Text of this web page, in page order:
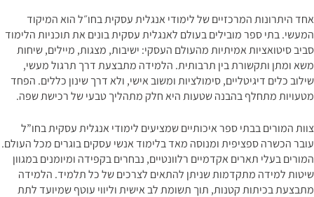
אחד היתרונות המרכזיים של לימודי אנגלית עסקית בחו״ל הוא המיקוד
המעשי. בתי ספר מובילים בעולם לאנגלית עסקית בונים את תוכניות הלימוד
סביב סיטואציות אמיתיות מהעולם העסקי: ישיבות, מצגות, מיילים, שיחות
משא ומתן ותקשורת בין תרבותית. הלמידה מתבצעת דרך תרגול מעשי,
שילוב כלים דיגיטליים, סימולציות ומשוב אישי, ולא דרך שינון כללים. הפחד
מטעויות מתחלף בהבנה שטעות היא חלק מתהליך טבעי של רכישת שפה.
צוות המורים בבתי ספר איכותיים שמציעים לימודי אנגלית עסקית בחו”ל
עובר הכשרה ספציפית ומנוסה מאד בלימוד אנשי עסקים בוגרים מכל העולם.
המורים בעלי תארים אקדמיים רלוונטיים, נבחרים בקפידה ומיומנים במגוון
שיטות למידה מתקדמות שניתן להתאים לצרכים של כל תלמיד. הלמידה
מתבצעת בכיתות קטנות, תוך תשומת לב אישית וליווי עוטף שמיועד לתת